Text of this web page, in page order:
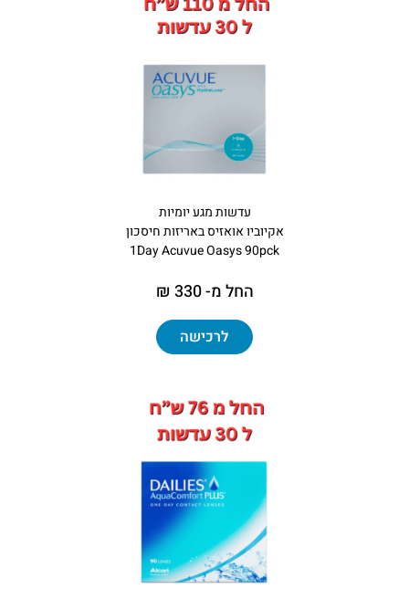
עדשות מגע יומיות
אקיוביו אואזיס באריזות חיסכון
1Day Acuvue Oasys 90pck
החל מ- 330 ₪
לרכישה